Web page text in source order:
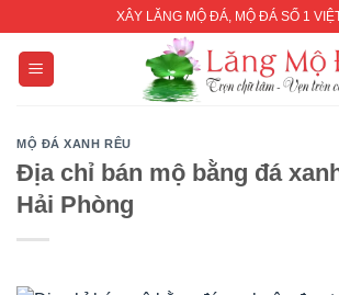
content
XÂY LĂNG MỘ ĐÁ, MỘ ĐÁ SỐ 1
MỘ ĐÁ XANH RÊU
Địa chỉ bán mộ bằng đá
Hải Phòng